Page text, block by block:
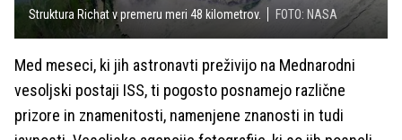
Struktura Richat v premeru meri 48 kilometrov. FOTO: NASA
Med meseci, ki jih astronavti preživijo na Mednarodni
vesoljski postaji ISS, ti pogosto posnamejo različne
prizore in znamenitosti, namenjene znanosti in tudi